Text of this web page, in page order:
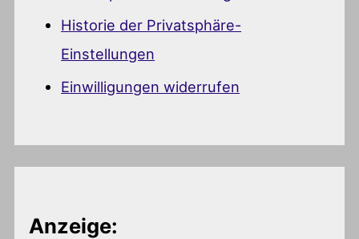
Historie der Privatsphäre-
Einstellungen
Einwilligungen widerrufen
Anzeige: